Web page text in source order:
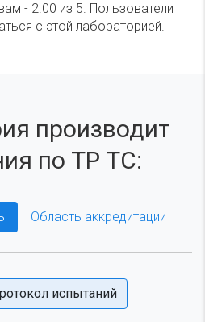
- 2.00 из 5. Пользователи
с этой лабораторией.
производит
по ТР ТС:
Область аккредитации
испытаний